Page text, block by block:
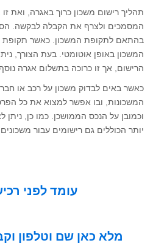
תהליך רישום משכון כרוך באגרה, ואת
המסמכים ולצרף את הקבלה לבקשה.
בהתאם לתקופת המשכון. כאשר תקופת
המשכון באופן אוטומטי. בעת הצורך,
הרישום, אך זו כרוכה בתשלום אגרה
כאשר באים לבדוק משכון על רכב או
המשכונות, ובו אפשר למצוא את כל
וכמובן על הנכס הממושכן. כמו כן, ניתן
יותר הכוללים גם רישומים עבור
עומד לפני
מלא כאן שם וטלפון